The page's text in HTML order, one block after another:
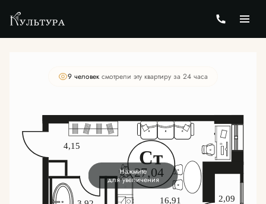
Студия27.23 м Цена по запросу
9 человек смотрели эту квартиру за 24 часа
Нажмите
для увеличения